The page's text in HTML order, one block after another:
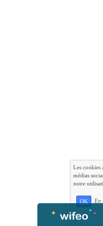
Les cookies
médias
notre
OK En